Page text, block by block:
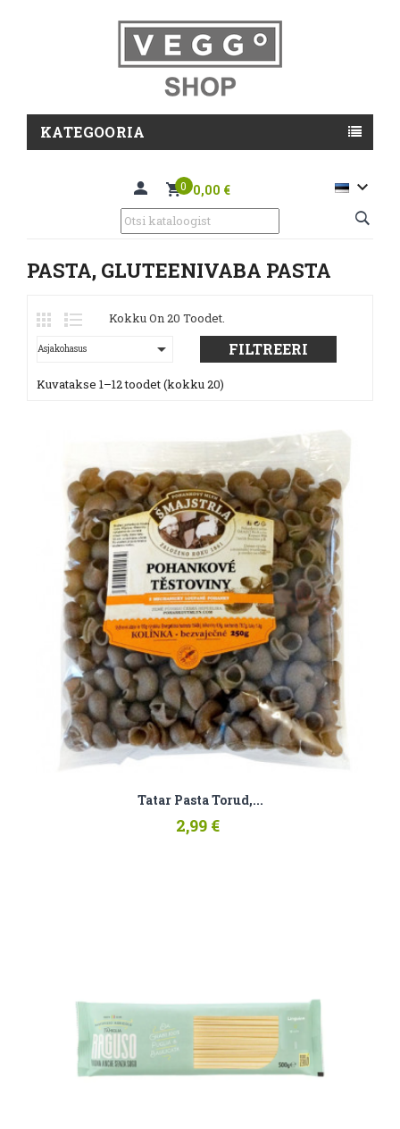
KATEGOORIA

0 0,00 €
PASTA, GLUTEENIVABA PASTA
Kokku On 20 Toodet.
Asjakohasus  FILTREERI
Kuvatakse 1–12 toodet (kokku 20)
Tatar Pasta Torud,...
2,99 €